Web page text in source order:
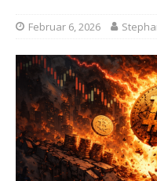
Februar 6, 2026